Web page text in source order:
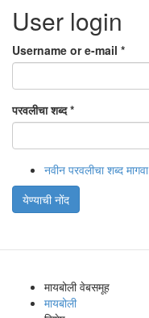
User login
Username or e-mail *
परवलीचा शब्द*
नवीन परवलीचा शब्द मागवा
येण्याची नोंद
मायबोली वेबसमूह
मायबोली